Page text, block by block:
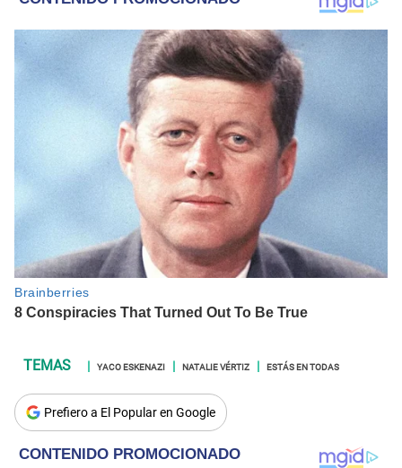
YACO ESKENAZI NATALIE VÉRTIZ ESTÁS EN TODAS
Prefiero a El Popular en Google